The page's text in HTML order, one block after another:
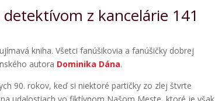
z kancelárie 141
kniha. Všetci fanúšikovia a fanúšičky dobrej
autora Dominika Dána.
90. rokov, keď si niektoré partičky zo zlej štvrte